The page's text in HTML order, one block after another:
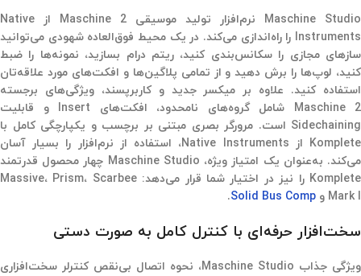
Maschine Studio نرم‌افزار تولید موسیقی Maschine 2 از Native
Instruments را راه‌اندازی می‌کند. در یک محیط فوق‌العاده شهودی می‌توانید
سازهای مجازی را سکانس‌بندی کنید، ریتم درام بسازید، نمونه‌ها را ضبط
کنید، لوپ‌ها را برش دهید و از تمامی پلاگین‌ها و افکت‌های مورد علاقه‌تان
استفاده کنید. علاوه بر میکسر جدید و کاربرپسند، ویژگی‌های برجسته
Maschine 2 شامل گروه‌های نامحدود، افکت‌های Insert و قابلیت
Sidechaining است. مرورگر بصری مبتنی بر برچسب و یکپارچگی کامل با
Komplete از Native Instruments، استفاده از نرم‌افزار را بسیار آسان
می‌کند. به‌عنوان یک امتیاز ویژه، Maschine Studio چهار محصول قدرتمند
Komplete را نیز در اختیار شما قرار می‌دهد: Massive، Prism، Scarbee
Mark I و
Solid Bus Comp
.
سخت‌افزار حرفه‌ای با کنترل کامل به صورت دستی
ویژگی جذاب Maschine Studio، نحوه اتصال بی‌نقص کنترلر سخت‌افزاری